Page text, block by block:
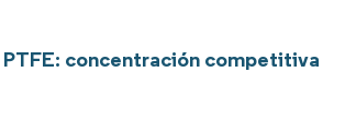
PTFE: concentración competitiva